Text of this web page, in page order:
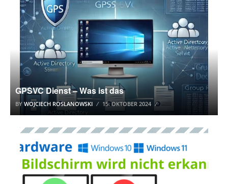
GPSVC Dienst – Was ist das
BY WOJCIECH ROSLANOWSKI 15. OKTOBER 2024
WINDOWS 10 TUTORIAL